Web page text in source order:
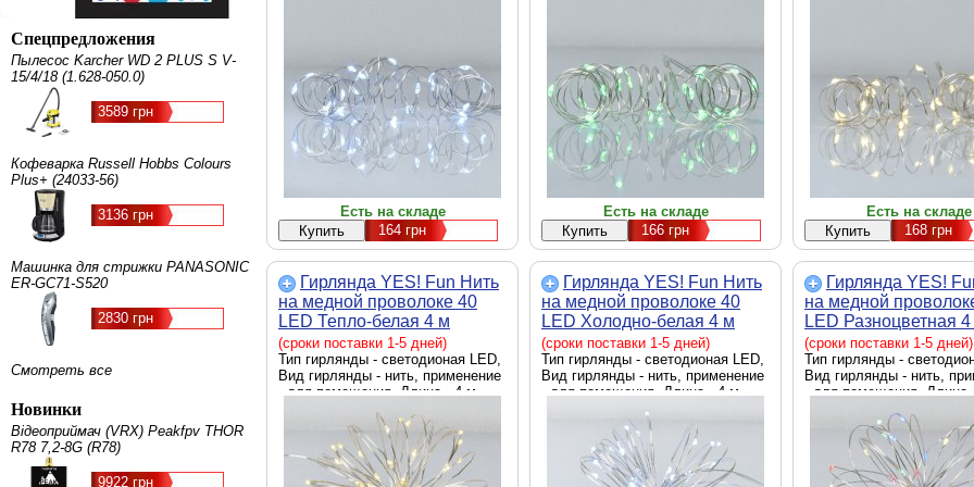
Спецпредложения
Пылесос Karcher WD 2 PLUS S V-
15/4/18 (1.628-050.0)
3589 грн
Кофеварка Russell Hobbs Colours
Plus+ (24033-56)
3136 грн
Машинка для стрижки PANASONIC
ER-GC71-S520
2830 грн
Смотреть все
Новинки
Відеоприймач (VRX) Peakfpv THOR
R78 7,2-8G (R78)
9922 грн
Есть на складе
164грн
Есть на складе
166грн
Есть на складе
168грн
Гирлянда YES! Fun Нить
на медной проволоке 40
LED Тепло-белая 4 м
Статичная На батарейках
(975027)
(сроки поставки 1-5 дней)
Тип гирлянды - светодионая LED,
Вид гирлянды - нить, применение
- для помещения, Длина - 4 м
Гирлянда YES! Fun Нить
на медной проволоке 40
LED Холодно-белая 4 м
Статичная на Батарейках
(975028)
(сроки поставки 1-5 дней)
Тип гирлянды - светодионая LED,
Вид гирлянды - нить, применение
- для помещения, Длина - 4 м
Гирлянда YES!
на медной
LED Разноцветная
Статичная На
(975029)
(сроки поставки 1-5 дней)
Тип гирлянды -
Вид гирлянды - нить,
- для помещения, Длина